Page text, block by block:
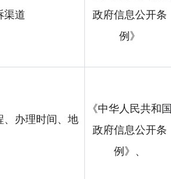
渠道
政府信息公开条
例》
、办理时间、地
《中华人民共和国
政府信息公开条
例》、